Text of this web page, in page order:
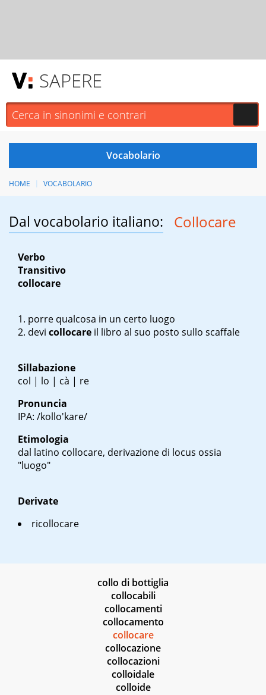
SAPERE
HOME VOCABOLARIO
Dal vocabolario italiano: Collocare
Verbo
Transitivo
collocare
porre qualcosa in un certo luogo
devi collocare il libro al suo posto sullo scaffale
Sillabazione
col | lo | cà | re
Pronuncia
IPA: /kollo'kare/
Etimologia
dal latino collocare, derivazione di locus ossia
"luogo"
Derivate
ricollocare
collo di bottiglia
collocabili
collocamenti
collocamento
collocare
collocazione
collocazioni
colloidale
colloide